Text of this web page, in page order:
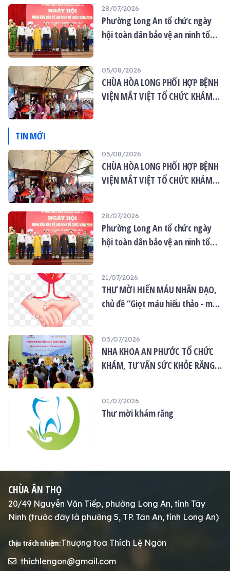
28/07/2026
Phường Long An tổ chức ngày
hội toàn dân bảo vệ an ninh tổ
05/08/2026
CHÙA HÒA LONG PHỐI HỢP BỆNH
VIỆN MẮT VIỆT TỔ CHỨC KHÁM
TIN MỚI
05/08/2026
CHÙA HÒA LONG PHỐI HỢP BỆNH
VIỆN MẮT VIỆT TỔ CHỨC KHÁM
28/07/2026
Phường Long An tổ chức ngày
hội toàn dân bảo vệ an ninh tổ
21/07/2026
THƯ MỜI HIẾN MÁU NHÂN ĐẠO,
chủ đề “Giọt máu hiếu thảo - mùa
03/07/2026
NHA KHOA AN PHƯỚC TỔ CHỨC
KHÁM, TƯ VẤN SỨC KHỎE RĂNG
01/07/2026
Thư mời khám răng
CHÙA ÂN THỌ
20/49 Nguyễn Văn Tiếp, phường Long An, tỉnh Tây
Ninh (trước đây là phường 5, TP. Tân An, tỉnh Long An)
Chịu trách nhiệm:Thượng tọa Thích Lệ Ngôn
thichlengon@gmail.com